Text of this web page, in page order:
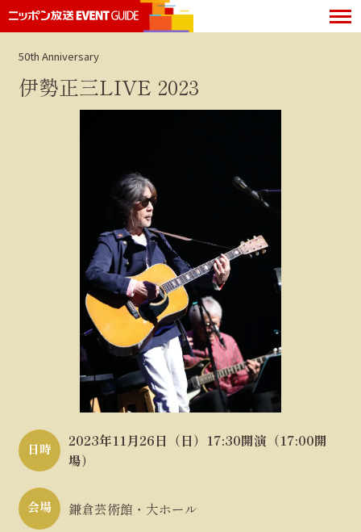
50th Anniversary
伊勢正三LIVE 2023
日時
2023年11月26日（日）17:30開演（17:00開
場）
会場 鎌倉芸術館・大ホール